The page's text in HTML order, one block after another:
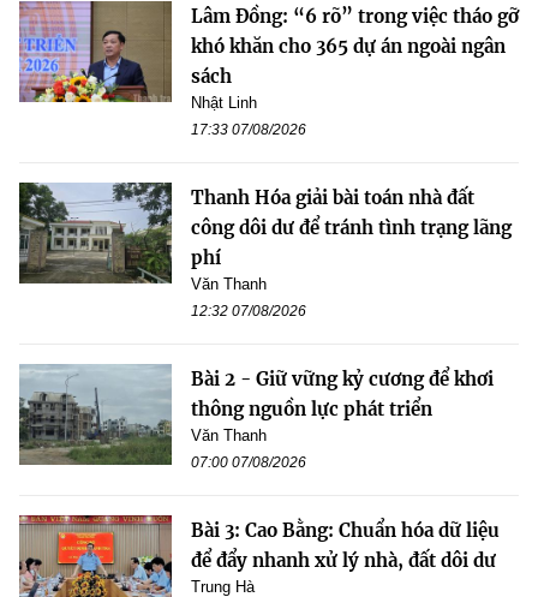
Lâm Đồng: “6 rõ” trong việc tháo gỡ
khó khăn cho 365 dự án ngoài ngân
sách
Nhật Linh
17:33 07/08/2026
Thanh Hóa giải bài toán nhà đất
công dôi dư để tránh tình trạng lãng
phí
Văn Thanh
12:32 07/08/2026
Bài 2 - Giữ vững kỷ cương để khơi
thông nguồn lực phát triển
Văn Thanh
07:00 07/08/2026
Bài 3: Cao Bằng: Chuẩn hóa dữ liệu
để đẩy nhanh xử lý nhà, đất dôi dư
Trung Hà